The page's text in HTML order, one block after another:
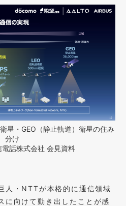
星・GEO（静止軌道）衛星の住み
分け
話株式会社 会見資料
人・NTTが本格的に通信領域
に向けて動き出したことが感